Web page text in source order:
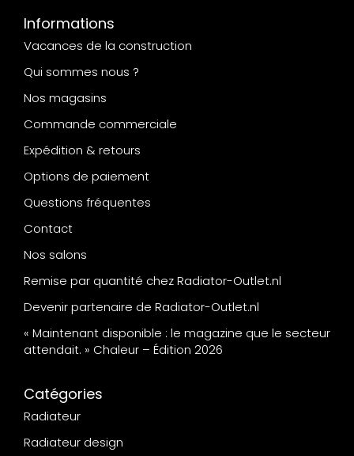
Informations
Vacances de la construction
Qui sommes nous ?
Nos magasins
Commande commerciale
Expédition & retours
Options de paiement
Questions fréquentes
Contact
Nos salons
Remise par quantité chez Radiator-Outlet.nl
Devenir partenaire de Radiator-Outlet.nl
« Maintenant disponible : le magazine que le secteur
attendait. » Chaleur – Édition 2026
Catégories
Radiateur
Radiateur design